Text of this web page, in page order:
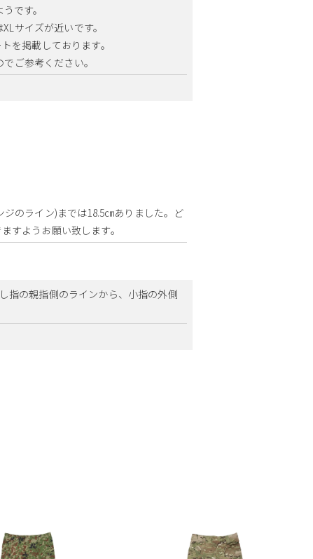
です。
サイズが近いです。
を掲載しております。
ご参考ください。
のライン)までは18.5㎝ありました。ど
すようお願い致します。
指の親指側のラインから、小指の外側